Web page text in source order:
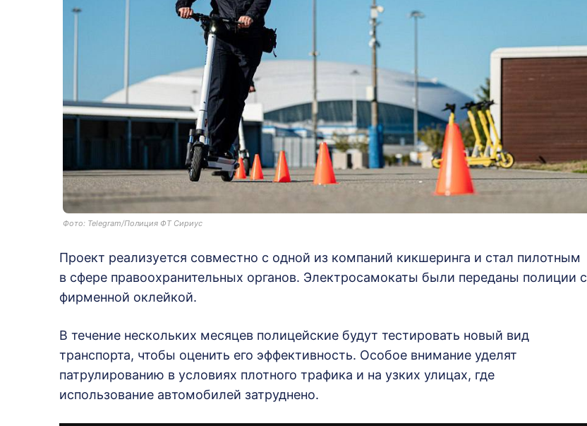
Фото: Telegram/Полиция ФТ Сириус
Проект реализуется совместно с одной из компаний кикшеринга и стал пилотным
в сфере правоохранительных органов. Электросамокаты были переданы полиции с
фирменной оклейкой.
В течение нескольких месяцев полицейские будут тестировать новый вид
транспорта, чтобы оценить его эффективность. Особое внимание уделят
патрулированию в условиях плотного трафика и на узких улицах, где
использование автомобилей затруднено.